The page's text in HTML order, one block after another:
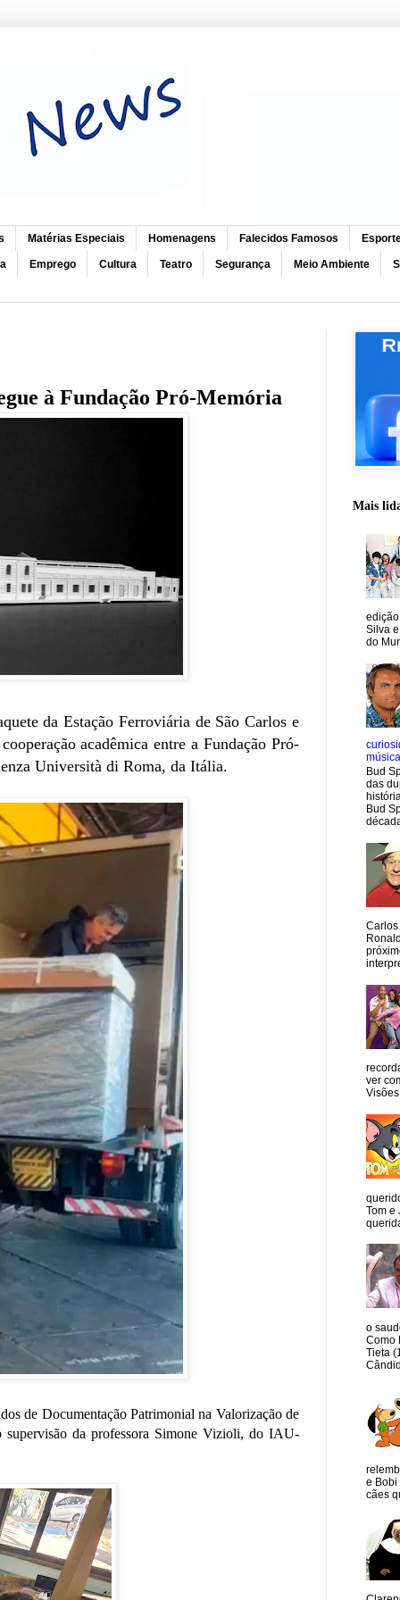
Matérias Especiais Homenagens Falecidos Famosos
Emprego Cultura Teatro Segurança Meio Ambiente
à Fundação Pró-Memória
da Estação Ferroviária de São Carlos e
acadêmica entre a Fundação Pró-
Università di Roma, da Itália.
de Documentação Patrimonial na Valorização de
supervisão da professora Simone Vizioli, do IAU-
Mais
Silva
do
Bud
das
Bud
Carlos
ver
Tom e
o
Como
Tieta
e Bobi
cães